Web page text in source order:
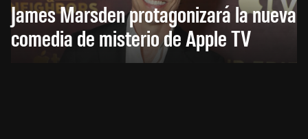
James Marsden protagonizará la nueva
comedia de misterio de Apple TV